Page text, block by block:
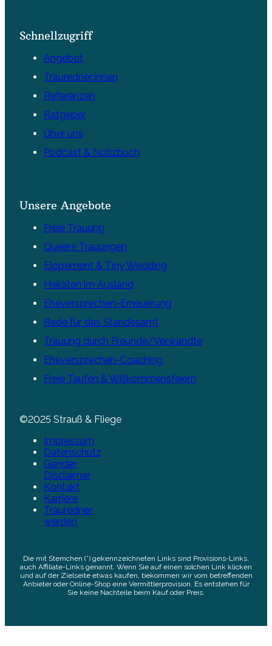
Schnellzugriff
Angebot
Trauredner:innen
Referenzen
Ratgeber
Über uns
Podcast & Notizbuch
Unsere Angebote
Freie Trauung
Queere Trauungen
Elopement & Tiny Wedding
Heiraten im Ausland
Eheversprechen-Erneuerung
Rede für das Standesamt
Trauung durch Freunde/Verwandte
Eheversprechen-Coaching
Freie Taufen & Willkommensfeiern
©2025 Strauß & Fliege
Impressum
Datenschutz
Gender
Disclaimer
Kontakt
Karriere
Trauredner
werden
Die mit Sternchen (*) gekennzeichneten Links sind Provisions-Links,
auch Affiliate-Links genannt. Wenn Sie auf einen solchen Link klicken
und auf der Zielseite etwas kaufen, bekommen wir vom betreffenden
Anbieter oder Online-Shop eine Vermittlerprovision. Es entstehen für
Sie keine Nachteile beim Kauf oder Preis.